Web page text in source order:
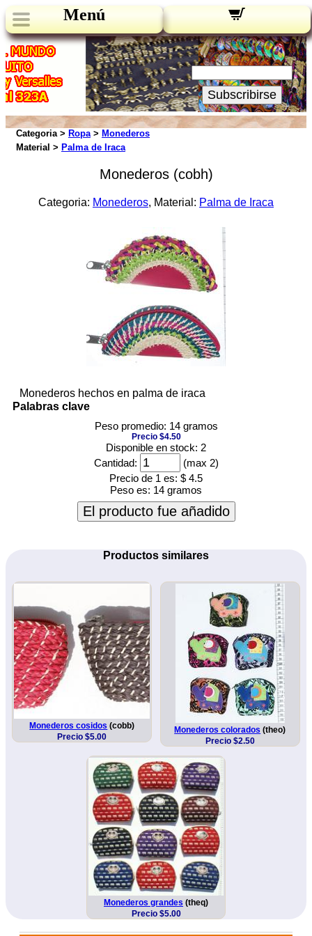
Menú
Novedades:
Su Email:
Subscribirse
Categoria > Ropa> Monederos
Material > Palma de Iraca
Monederos (cobh)
Categoria: Monederos, Material: Palma de Iraca
Monederos hechos en palma de iraca
Palabras clave
Peso promedio: 14 gramos
Precio $4.50
Disponible en stock: 2
Cantidad:
(max 2)
Precio de 1 es: $ 4.5
Peso es: 14 gramos
El producto fue añadido
Productos similares
Monederos cosidos (cobb)
Precio $5.00
Monederos colorados (theo)
Precio $2.50
Monederos grandes (theq)
Precio $5.00